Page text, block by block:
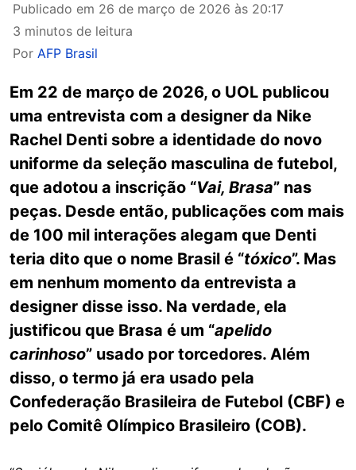
Publicado em 26 de março de 2026 às 20:17
3 minutos de leitura
Por AFP Brasil
Em 22 de março de 2026, o UOL publicou
uma entrevista com a designer da Nike
Rachel Denti sobre a identidade do novo
uniforme da seleção masculina de futebol,
que adotou a inscrição “Vai, Brasa” nas
peças. Desde então, publicações com mais
de 100 mil interações alegam que Denti
teria dito que o nome Brasil é “tóxico”. Mas
em nenhum momento da entrevista a
designer disse isso. Na verdade, ela
justificou que Brasa é um “apelido
carinhoso” usado por torcedores. Além
disso, o termo já era usado pela
Confederação Brasileira de Futebol (CBF) e
pelo Comitê Olímpico Brasileiro (COB).